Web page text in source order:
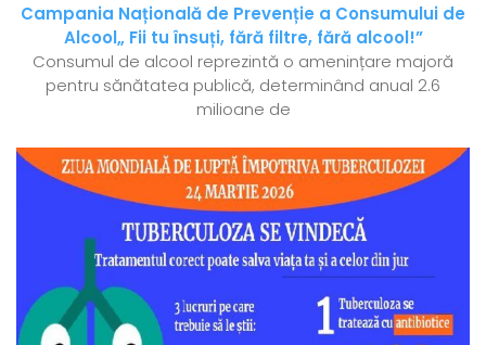
Campania Națională de Prevenție a Consumului de
Alcool„ Fii tu însuți, fără filtre, fără alcool!”
Consumul de alcool reprezintă o amenințare majoră
pentru sănătatea publică, determinând anual 2.6
milioane de